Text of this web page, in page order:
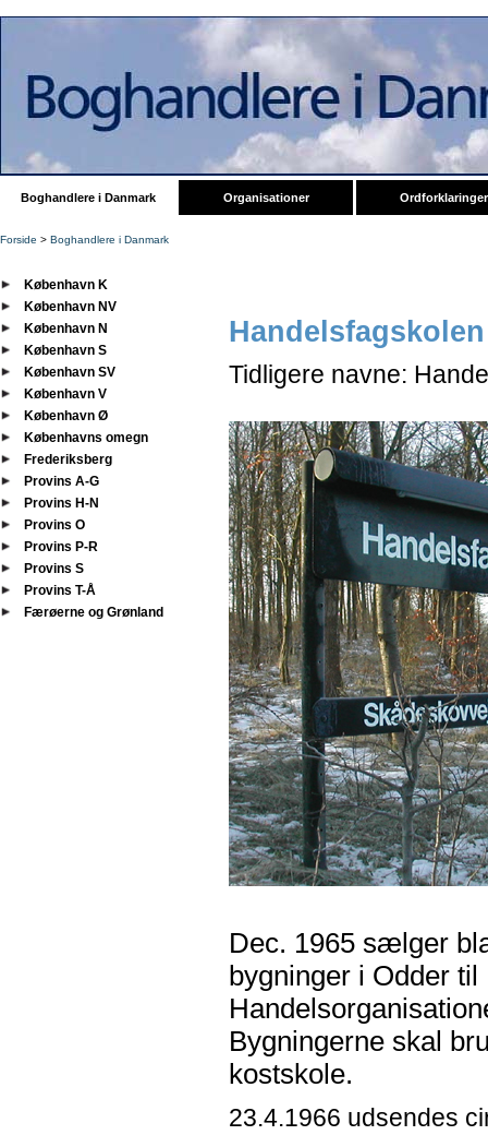
Boghandlere i Danmark Organisationer Ordforklaringer
Forside > Boghandlere i Danmark
København K
København NV
København N
København S
København SV
København V
København Ø
Københavns omegn
Frederiksberg
Provins A-G
Provins H-N
Provins O
Provins P-R
Provins S
Provins T-Å
Færøerne og Grønland
Handelsfagskolen
Tidligere navne:
Dec. 1965 sælger
bygninger i Odder
Bygningerne skal
kostskole.
23.4.1966 udsendes